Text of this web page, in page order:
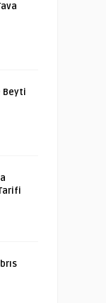
Beyti